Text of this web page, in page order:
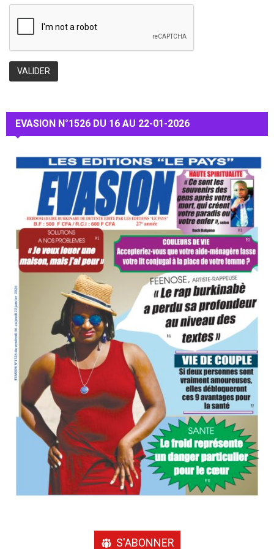
EVASION N°1526 DU 16 AU 22-01-2026
S'ABONNER